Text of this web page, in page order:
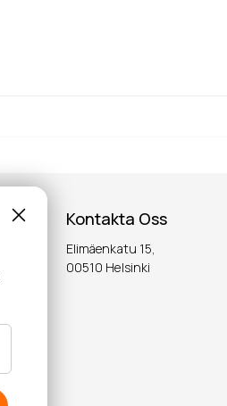
Kontakta Oss
Elimäenkatu 15,
00510 Helsinki